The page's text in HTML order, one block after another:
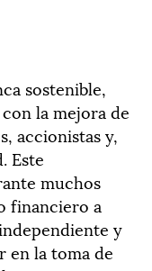
sostenible,
la mejora de
accionistas y,
Este
muchos
financiero a
y
en la toma de